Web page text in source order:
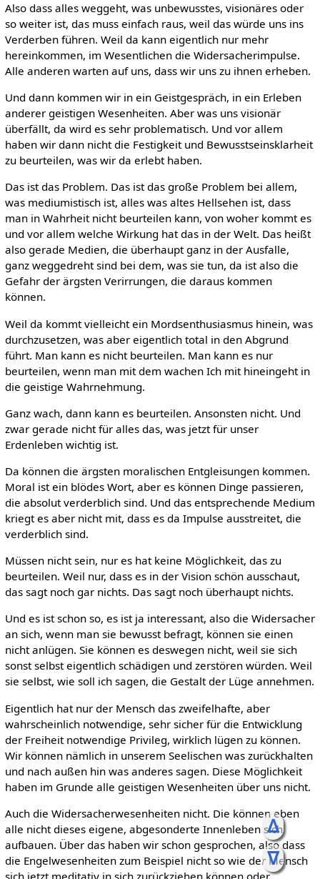
ᐃ
ᐁ
Also dass alles weggeht, was unbewusstes, visionäres oder
so weiter ist, das muss einfach raus, weil das würde uns ins
Verderben führen. Weil da kann eigentlich nur mehr
hereinkommen, im Wesentlichen die Widersacherimpulse.
Alle anderen warten auf uns, dass wir uns zu ihnen erheben.
Und dann kommen wir in ein Geistgespräch, in ein Erleben
anderer geistigen Wesenheiten. Aber was uns visionär
überfällt, da wird es sehr problematisch. Und vor allem
haben wir dann nicht die Festigkeit und Bewusstseinsklarheit
zu beurteilen, was wir da erlebt haben.
Das ist das Problem. Das ist das große Problem bei allem,
was mediumistisch ist, alles was altes Hellsehen ist, dass
man in Wahrheit nicht beurteilen kann, von woher kommt es
und vor allem welche Wirkung hat das in der Welt. Das heißt
also gerade Medien, die überhaupt ganz in der Ausfalle,
ganz weggedreht sind bei dem, was sie tun, da ist also die
Gefahr der ärgsten Verirrungen, die daraus kommen
können.
Weil da kommt vielleicht ein Mordsenthusiasmus hinein, was
durchzusetzen, was aber eigentlich total in den Abgrund
führt. Man kann es nicht beurteilen. Man kann es nur
beurteilen, wenn man mit dem wachen Ich mit hineingeht in
die geistige Wahrnehmung.
Ganz wach, dann kann es beurteilen. Ansonsten nicht. Und
zwar gerade nicht für alles das, was jetzt für unser
Erdenleben wichtig ist.
Da können die ärgsten moralischen Entgleisungen kommen.
Moral ist ein blödes Wort, aber es können Dinge passieren,
die absolut verderblich sind. Und das entsprechende Medium
kriegt es aber nicht mit, dass es da Impulse ausstreitet, die
verderblich sind.
Müssen nicht sein, nur es hat keine Möglichkeit, das zu
beurteilen. Weil nur, dass es in der Vision schön ausschaut,
das sagt noch gar nichts. Das sagt noch überhaupt nichts.
Und es ist schon so, es ist ja interessant, also die Widersacher
an sich, wenn man sie bewusst befragt, können sie einen
nicht anlügen. Sie können es deswegen nicht, weil sie sich
sonst selbst eigentlich schädigen und zerstören würden. Weil
sie selbst, wie soll ich sagen, die Gestalt der Lüge annehmen.
Eigentlich hat nur der Mensch das zweifelhafte, aber
wahrscheinlich notwendige, sehr sicher für die Entwicklung
der Freiheit notwendige Privileg, wirklich lügen zu können.
Wir können nämlich in unserem Seelischen was zurückhalten
und nach außen hin was anderes sagen. Diese Möglichkeit
haben im Grunde alle geistigen Wesenheiten über uns nicht.
Auch die Widersacherwesenheiten nicht. Die können eben
alle nicht dieses eigene, abgesonderte Innenleben sich
aufbauen. Über das haben wir schon gesprochen, also dass
die Engelwesenheiten zum Beispiel nicht so wie der Mensch
sich jetzt meditativ in sich zurückziehen können oder